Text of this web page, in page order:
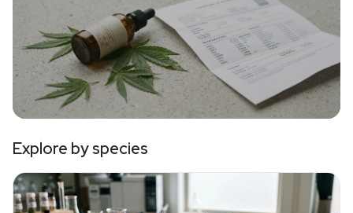
Cannabinoïdes
CBD, THC, terpènes et système endocannabinoïde
expliqués avec des informations fondées sur la science.
Explore by species